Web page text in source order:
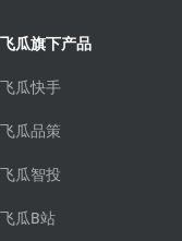
飞瓜旗下产品
飞瓜快手
飞瓜品策
飞瓜智投
飞瓜B站